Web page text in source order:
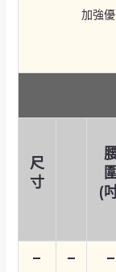
加強
尺
寸
圍
(
– – –